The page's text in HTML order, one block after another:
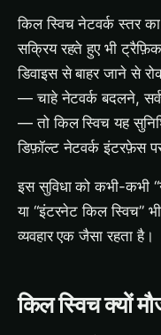
किल स्विच नेटवर्क स्तर
सक्रिय रहते हुए भी
डिवाइस से बाहर जाने से
— चाहे नेटवर्क बदलने,
— तो किल स्विच यह
डिफ़ॉल्ट नेटवर्क इंटरफ़ेस
इस सुविधा को कभी-कभी
या “इंटरनेट किल स्विच”
व्यवहार एक जैसा रहता है।
किल स्विच क्यों